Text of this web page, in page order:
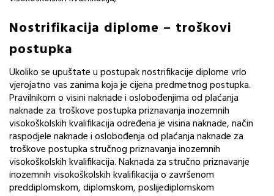
Nostrifikacija diplome – troškovi
postupka
Ukoliko se upuštate u postupak nostrifikacije diplome vrlo
vjerojatno vas zanima koja je cijena predmetnog postupka.
Pravilnikom o visini naknade i oslobođenjima od plaćanja
naknade za troškove postupka priznavanja inozemnih
visokoškolskih kvalifikacija određena je visina naknade, način
raspodjele naknade i oslobođenja od plaćanja naknade za
troškove postupka stručnog priznavanja inozemnih
visokoškolskih kvalifikacija. Naknada za stručno priznavanje
inozemnih visokoškolskih kvalifikacija o završenom
preddiplomskom, diplomskom, poslijediplomskom